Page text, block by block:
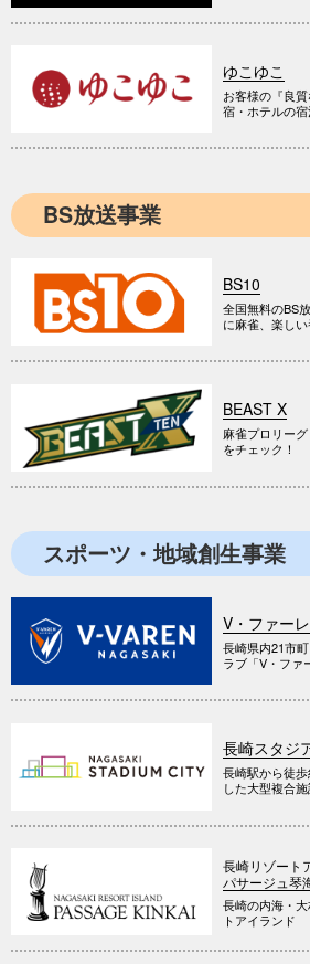
ゆこゆこ
お客様の『良
宿・ホテルの
BS放送事業
BS10
全国無料のBS
に麻雀、楽し
BEAST X
麻雀プロリー
をチェック！
スポーツ・地域創生事業
V・ファー
長崎県内21市
ラブ「V・ファ
長崎スタジ
長崎駅から徒
した大型複合
長崎リゾート
パサージュ琴
長崎の内海・
トアイランド